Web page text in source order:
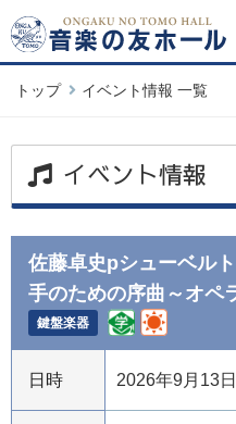
トップ イベント情報 一覧
イベント情報
佐藤卓史pシューベル
手のための序曲～オペ
鍵盤楽器
日時 2026年9月13